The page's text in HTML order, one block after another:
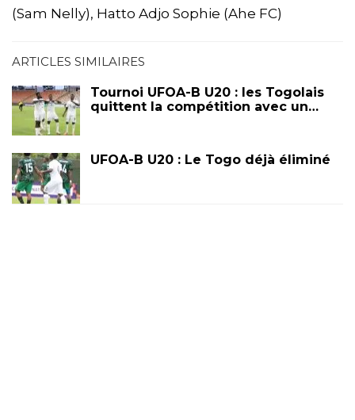
(Sam Nelly), Hatto Adjo Sophie (Ahe FC)
ARTICLES SIMILAIRES
Tournoi UFOA-B U20 : les Togolais
quittent la compétition avec un…
UFOA-B U20 : Le Togo déjà éliminé